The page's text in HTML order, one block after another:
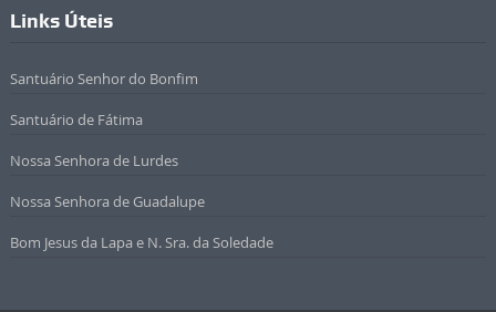
Links Úteis
Santuário Senhor do Bonfim
Santuário de Fátima
Nossa Senhora de Lurdes
Nossa Senhora de Guadalupe
Bom Jesus da Lapa e N. Sra. da Soledade